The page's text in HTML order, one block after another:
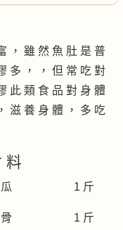
， 雖 然 魚 肚 是 普
多 ， ， 但 常 吃 對
此 類 食 品 對 身 體
滋 養 身 體 ， 多 吃
料
瓜 1 斤
骨 1 斤